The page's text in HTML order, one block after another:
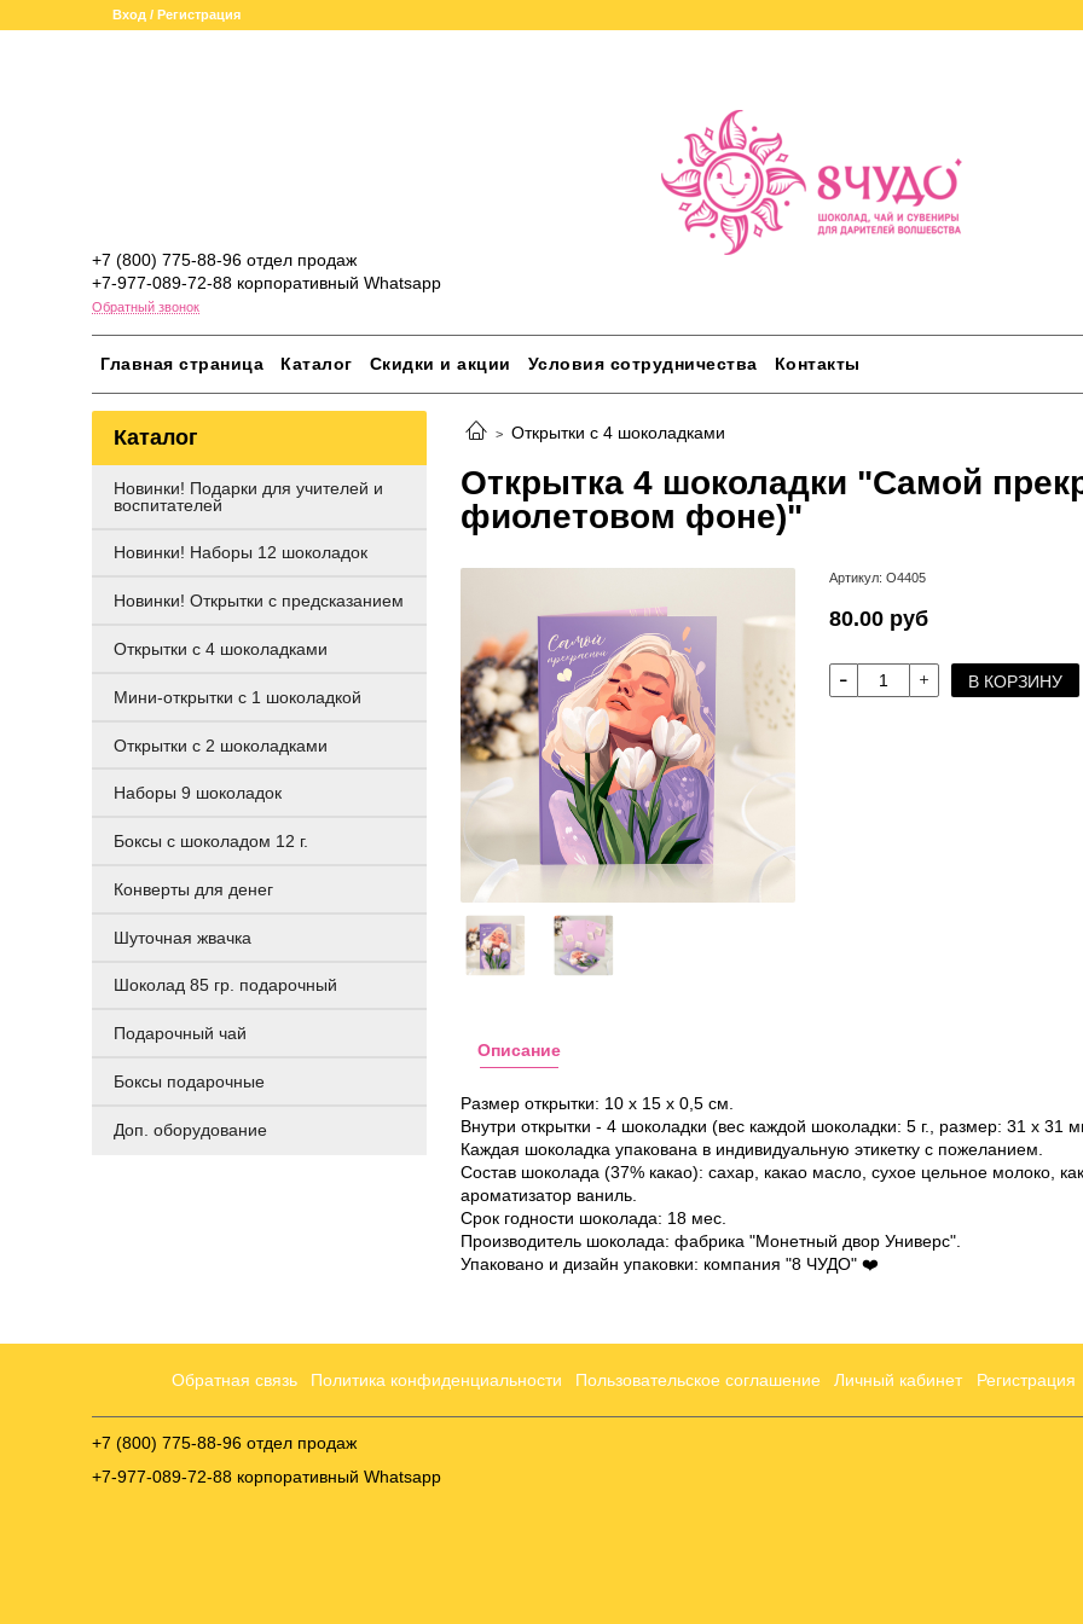
Вход / Регистрация
+7 (800) 775-88-96 отдел продаж
+7-977-089-72-88 корпоративный Whatsapp
Обратный звонок
Главная страница Каталог Скидки и акции Условия сотрудничества Контакты
Открытки с 4 шоколадками
Открытка 4 шоколадки "Самой
фиолетовом фоне)"
Артикул: О4405
80.00 руб
В КОРЗИНУ
Описание
Размер открытки: 10 х 15 х 0,5 см.
Внутри открытки - 4 шоколадки (вес каждой шоколадки: 5 г., размер: 31 х 31
Каждая шоколадка упакована в индивидуальную этикетку с пожеланием.
Состав шоколада (37% какао): сахар, какао масло, сухое цельное молоко,
ароматизатор ваниль.
Срок годности шоколада: 18 мес.
Производитель шоколада: фабрика "Монетный двор Универс".
Упаковано и дизайн упаковки: компания "8 ЧУДО" ❤️
Каталог
Новинки! Подарки для учителей и
воспитателей
Новинки! Наборы 12 шоколадок
Новинки! Открытки с предсказанием
Открытки с 4 шоколадками
Мини-открытки с 1 шоколадкой
Открытки с 2 шоколадками
Наборы 9 шоколадок
Боксы с шоколадом 12 г.
Конверты для денег
Шуточная жвачка
Шоколад 85 гр. подарочный
Подарочный чай
Боксы подарочные
Доп. оборудование
Обратная связь Политика конфиденциальности Пользовательское соглашение Личный кабинет Регистрация
+7 (800) 775-88-96 отдел продаж
+7-977-089-72-88 корпоративный Whatsapp